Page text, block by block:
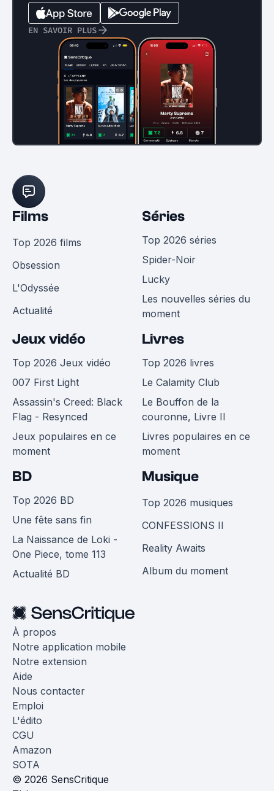
EN SAVOIR PLUS
Films
Top 2026 films
Obsession
L'Odyssée
Actualité
Séries
Top 2026 séries
Spider-Noir
Lucky
Les nouvelles séries du
moment
Jeux vidéo
Top 2026 Jeux vidéo
007 First Light
Assassin's Creed: Black
Flag - Resynced
Jeux populaires en ce
moment
Livres
Top 2026 livres
Le Calamity Club
Le Bouffon de la
couronne, Livre II
Livres populaires en ce
moment
BD
Top 2026 BD
Une fête sans fin
La Naissance de Loki -
One Piece, tome 113
Actualité BD
Musique
Top 2026 musiques
CONFESSIONS II
Reality Awaits
Album du moment
À propos
Notre application mobile
Notre extension
Aide
Nous contacter
Emploi
L'édito
CGU
Amazon
SOTA
© 2026 SensCritique